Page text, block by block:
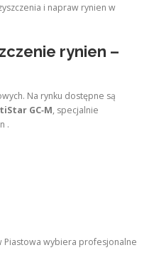
i napraw rynien w
rynien –
Na rynku dostępne są
GC‑M, specjalnie
.
Piastowa wybiera profesjonalne